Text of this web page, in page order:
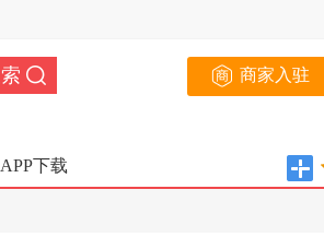
商家入驻
APP下载